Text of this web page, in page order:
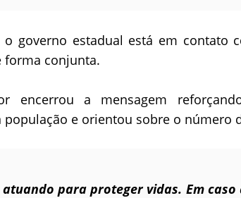
o governo estadual está em contato
forma conjunta.
encerrou a mensagem
população e orientou sobre o número
atuando para proteger vidas. Em caso